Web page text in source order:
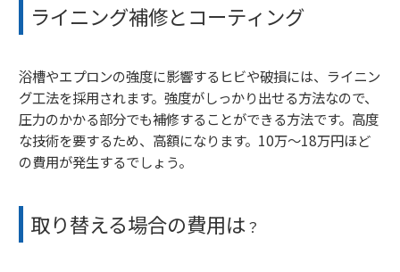
ライニング補修とコーティング
浴槽やエプロンの強度に影響するヒビや破損には、ライニン
グ工法を採用されます。強度がしっかり出せる方法なので、
圧力のかかる部分でも補修することができる方法です。高度
な技術を要するため、高額になります。10万〜18万円ほど
の費用が発生するでしょう。
取り替える場合の費用は？